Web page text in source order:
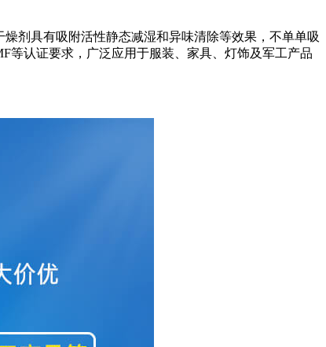
剂具有吸附活性静态减湿和异味清除等效果，不单单吸
等认证要求，广泛应用于服装、家具、灯饰及军工产品